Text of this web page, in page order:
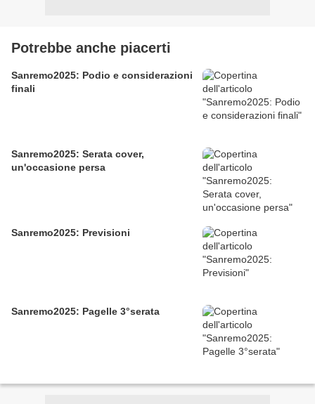
Potrebbe anche piacerti
Sanremo2025: Podio e considerazioni
finali
Sanremo2025: Serata cover,
un'occasione persa
Sanremo2025: Previsioni
Sanremo2025: Pagelle 3°serata